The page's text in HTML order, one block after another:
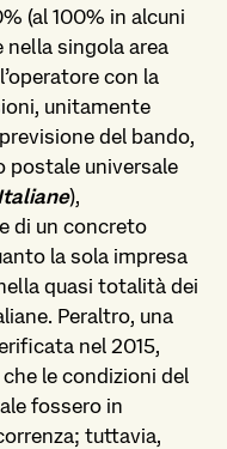
(al 100% in alcuni
nella singola area
con la
unitamente
del bando,
postale universale
),
di un concreto
la sola impresa
quasi totalità dei
Peraltro, una
nel 2015,
che le condizioni del
fossero in
tuttavia,